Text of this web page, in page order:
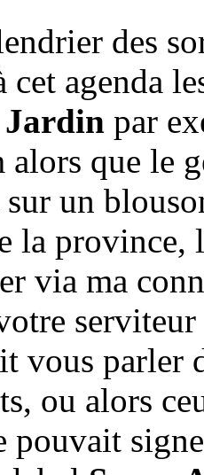
des
cet agenda
Jardin par
alors que le
un
la province,
via ma
vous parler
ou alors
pouvait